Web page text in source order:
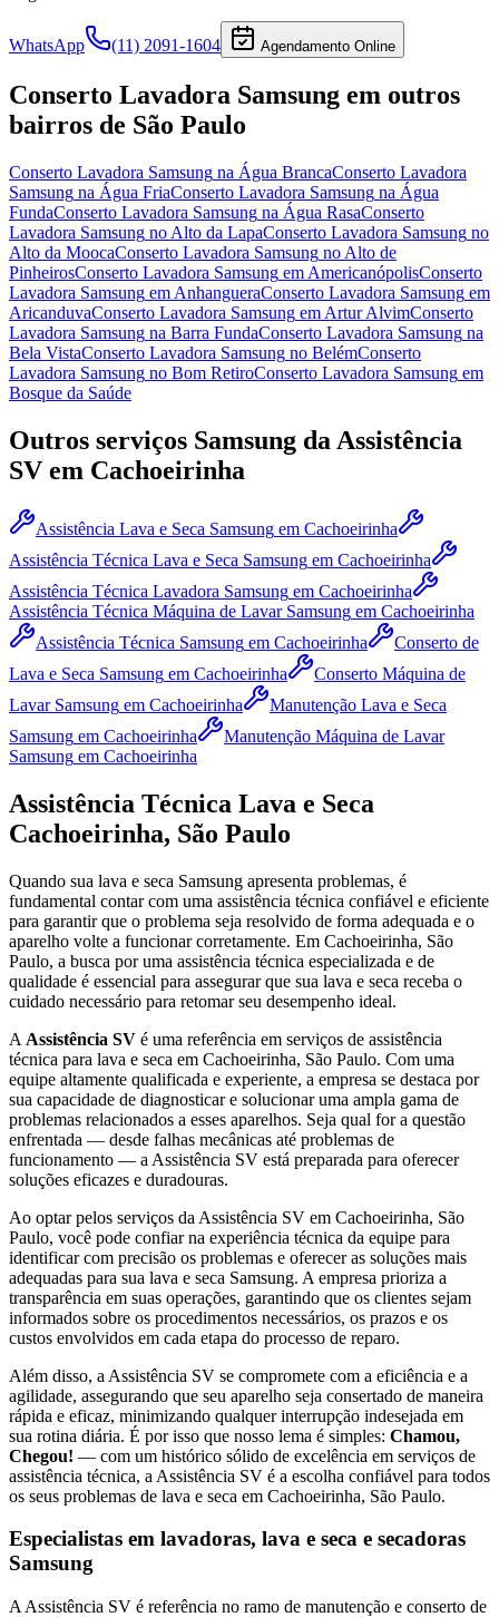
WhatsApp (11) 2091-1604 Agendamento Online
Conserto Lavadora Samsung em outros
bairros de São Paulo
Conserto Lavadora Samsung na Água BrancaConserto Lavadora
Samsung na Água FriaConserto Lavadora Samsung na Água
FundaConserto Lavadora Samsung na Água RasaConserto
Lavadora Samsung no Alto da LapaConserto Lavadora Samsung no
Alto da MoocaConserto Lavadora Samsung no Alto de
PinheirosConserto Lavadora Samsung em AmericanópolisConserto
Lavadora Samsung em AnhangueraConserto Lavadora Samsung em
AricanduvaConserto Lavadora Samsung em Artur AlvimConserto
Lavadora Samsung na Barra FundaConserto Lavadora Samsung na
Bela VistaConserto Lavadora Samsung no BelémConserto
Lavadora Samsung no Bom RetiroConserto Lavadora Samsung em
Bosque da Saúde
Outros serviços Samsung da Assistência
SV em Cachoeirinha
Assistência Lava e Seca Samsung em Cachoeirinha
Assistência Técnica Lava e Seca Samsung em Cachoeirinha
Assistência Técnica Lavadora Samsung em Cachoeirinha
Assistência Técnica Máquina de Lavar Samsung em Cachoeirinha
Assistência Técnica Samsung em Cachoeirinha
Conserto de
Lava e Seca Samsung em Cachoeirinha
Conserto Máquina de
Lavar Samsung em Cachoeirinha
Manutenção Lava e Seca
Samsung em Cachoeirinha
Manutenção Máquina de Lavar
Samsung em Cachoeirinha
Assistência Técnica Lava e Seca
Cachoeirinha, São Paulo
Quando sua lava e seca Samsung apresenta problemas, é
fundamental contar com uma assistência técnica confiável e eficiente
para garantir que o problema seja resolvido de forma adequada e o
aparelho volte a funcionar corretamente. Em Cachoeirinha, São
Paulo, a busca por uma assistência técnica especializada e de
qualidade é essencial para assegurar que sua lava e seca receba o
cuidado necessário para retomar seu desempenho ideal.
A Assistência SV é uma referência em serviços de assistência
técnica para lava e seca em Cachoeirinha, São Paulo. Com uma
equipe altamente qualificada e experiente, a empresa se destaca por
sua capacidade de diagnosticar e solucionar uma ampla gama de
problemas relacionados a esses aparelhos. Seja qual for a questão
enfrentada — desde falhas mecânicas até problemas de
funcionamento — a Assistência SV está preparada para oferecer
soluções eficazes e duradouras.
Ao optar pelos serviços da Assistência SV em Cachoeirinha, São
Paulo, você pode confiar na experiência técnica da equipe para
identificar com precisão os problemas e oferecer as soluções mais
adequadas para sua lava e seca Samsung. A empresa prioriza a
transparência em suas operações, garantindo que os clientes sejam
informados sobre os procedimentos necessários, os prazos e os
custos envolvidos em cada etapa do processo de reparo.
Além disso, a Assistência SV se compromete com a eficiência e a
agilidade, assegurando que seu aparelho seja consertado de maneira
rápida e eficaz, minimizando qualquer interrupção indesejada em
sua rotina diária. É por isso que nosso lema é simples: Chamou,
Chegou! — com um histórico sólido de excelência em serviços de
assistência técnica, a Assistência SV é a escolha confiável para todos
os seus problemas de lava e seca em Cachoeirinha, São Paulo.
Especialistas em lavadoras, lava e seca e secadoras
Samsung
A Assistência SV é referência no ramo de manutenção e conserto de